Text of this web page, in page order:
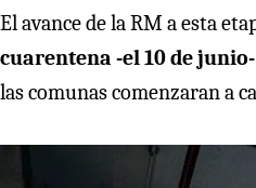
El avance de la RM a esta
cuarentena -el 10 de junio-
las comunas comenzaran a